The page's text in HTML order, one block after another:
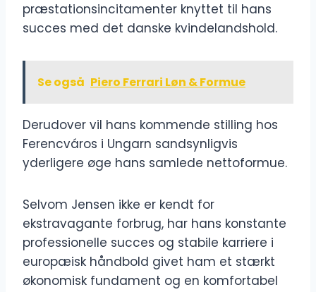
præstationsincitamenter knyttet til hans
succes med det danske kvindelandshold.
Se også Piero Ferrari Løn & Formue
Derudover vil hans kommende stilling hos
Ferencváros i Ungarn sandsynligvis
yderligere øge hans samlede nettoformue.
Selvom Jensen ikke er kendt for
ekstravagante forbrug, har hans konstante
professionelle succes og stabile karriere i
europæisk håndbold givet ham et stærkt
økonomisk fundament og en komfortabel